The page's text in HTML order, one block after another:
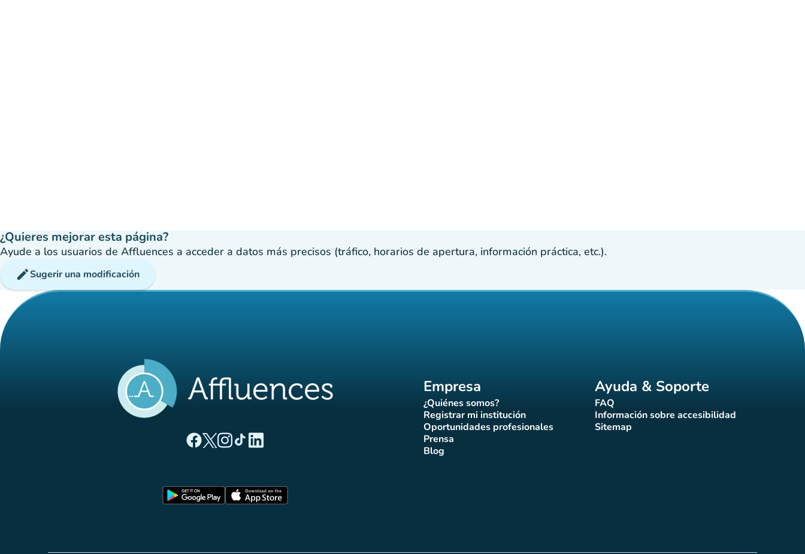
¿Quieres mejorar esta página?
Ayude a los usuarios de Affluences a acceder a datos más precisos (tráfico, horarios de apertura, información práctica, etc.).
editSugerir una modificación
(nueva pestaña)
(nueva pestaña)
(nueva pestaña)
(nueva pestaña)
(nueva pestaña)
Empresa
¿Quiénes somos?
(nueva pestaña)
Registrar mi institución
(nueva pestaña)
Oportunidades profesionales
(nueva pestaña)
Prensa(nueva pestaña)
Blog(nueva pestaña)
Ayuda & Soporte
FAQ(nueva pestaña)
Información sobre accesibilidad
(nueva pestaña)
Sitemap(nueva pestaña)